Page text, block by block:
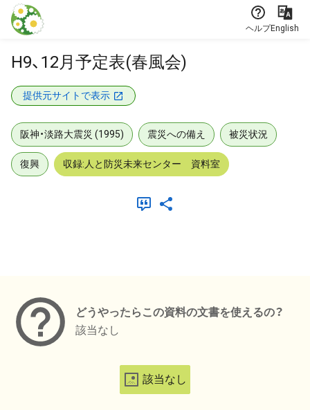
本文に飛ぶ
ヘルプEnglish
H9、12月予定表(春風会)
提供元サイトで表示
阪神・淡路大震災 (1995) 震災への備え 被災状況
復興 収録:人と防災未来センター 資料室
どうやったらこの資料の文書を使えるの？
該当なし
該当なし